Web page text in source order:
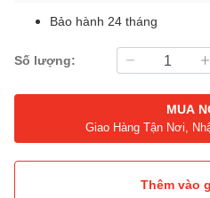
Bảo hành 24 tháng
Số lượng:
MUA
Giao Hàng Tận Nơi,
Thêm vào